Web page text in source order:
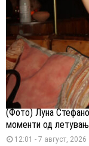
(Фото) Луна
моменти од
12:01 - 7 август, 2026